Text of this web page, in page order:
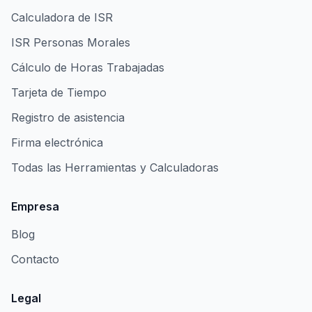
Calculadora de ISR
ISR Personas Morales
Cálculo de Horas Trabajadas
Tarjeta de Tiempo
Registro de asistencia
Firma electrónica
Todas las Herramientas y Calculadoras
Empresa
Blog
Contacto
Legal